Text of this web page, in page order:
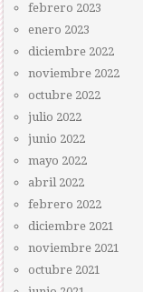
febrero 2023
enero 2023
diciembre 2022
noviembre 2022
octubre 2022
julio 2022
junio 2022
mayo 2022
abril 2022
febrero 2022
diciembre 2021
noviembre 2021
octubre 2021